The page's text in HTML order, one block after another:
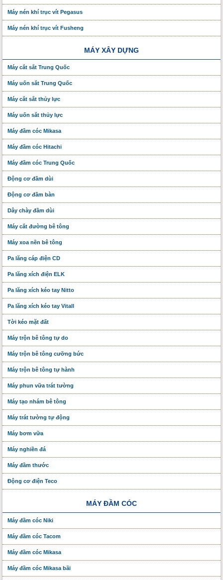
Máy nén khí trục vít Pegasus
Máy nén khí trục vít Fusheng
MÁY XÂY DỰNG
Máy cắt sắt Trung Quốc
Máy uốn sắt Trung Quốc
Máy cắt sắt thủy lực
Máy uốn sắt thủy lực
Máy đầm cóc Mikasa
Máy đầm cóc Hitachi
Máy đầm cóc Trung Quốc
Động cơ đầm dùi
Động cơ đầm bàn
Dây chày đầm dùi
Máy cắt đường bê tông
Máy xoa nền bê tông
Pa lăng cáp điện CD
Pa lăng xích điện ELK
Pa lăng xích kéo tay Nitto
Pa lăng xích kéo tay Vitall
Tời kéo mặt đất
Máy trộn bê tông tự do
Máy trộn bê tông cưỡng bức
Máy trộn bê tông tự hành
Máy phun vữa trát tường
Máy tạo nhám bê tông
Máy trát tường tự động
Máy bơm vữa
Máy nghiền đá
Máy đầm thước
Động cơ điện Teco
MÁY ĐẦM CÓC
Máy đầm cóc Niki
Máy đầm cóc Tacom
Máy đầm cóc Mikasa
Máy đầm cóc Mikasa bãi